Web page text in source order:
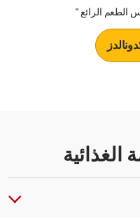
الغذائية